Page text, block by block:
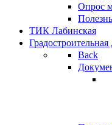
Опрос
ТИК Лабинская
Градостроительная
Back